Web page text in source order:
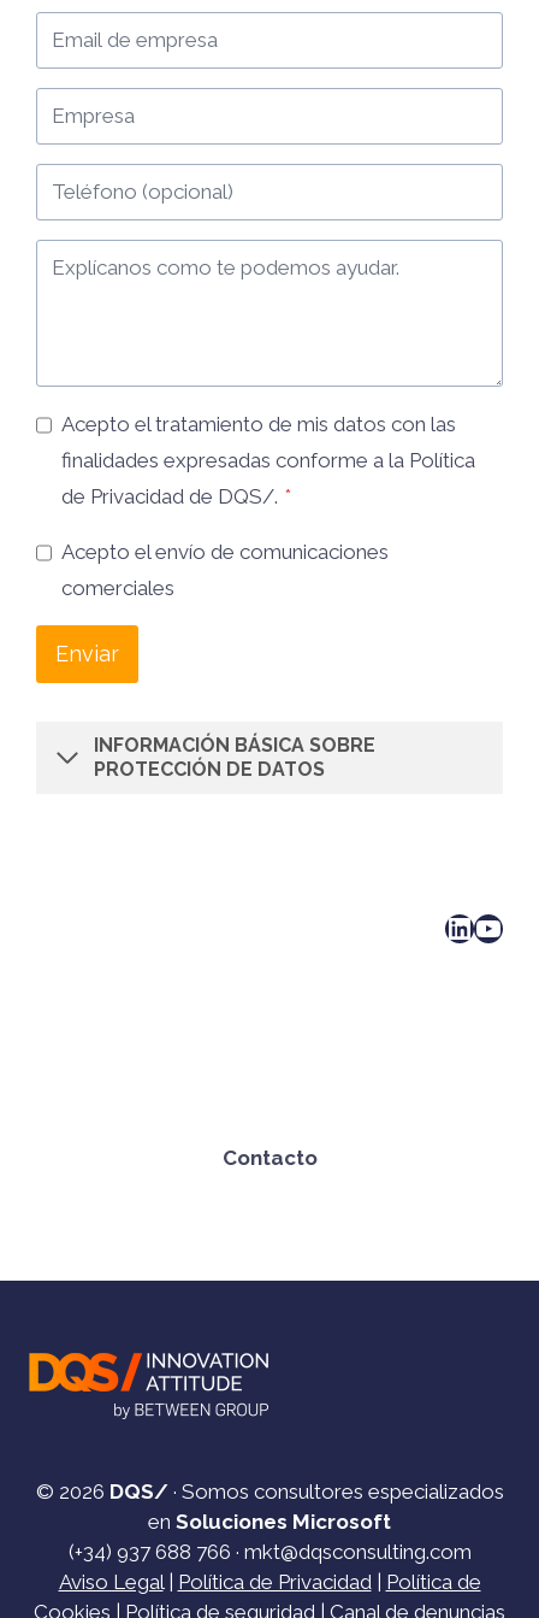
Acepto el tratamiento de mis datos con las
finalidades expresadas conforme a la Política
de Privacidad de DQS/. *
Acepto el envío de comunicaciones
comerciales
Enviar
INFORMACIÓN BÁSICA SOBRE
PROTECCIÓN DE DATOS
LinkedIn YouTube
Contacto
© 2026 DQS/· Somos consultores especializados
en Soluciones Microsoft
(+34) 937 688 766 · mkt@dqsconsulting.com
Aviso Legal| Política de Privacidad| Política de
Cookies
Política de seguridad Canal de denuncias